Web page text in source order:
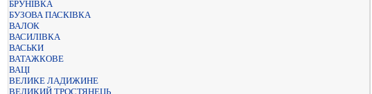
БРУНІВКА
БУЗОВА ПАСКІВКА
ВАЛОК
ВАСИЛІВКА
ВАСЬКИ
ВАТАЖКОВЕ
ВАЦІ
ВЕЛИКЕ ЛАДИЖИНЕ
ВЕЛИКИЙ ТРОСТЯНЕЦЬ